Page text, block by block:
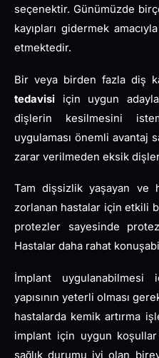
seçenektir. Günümüzde
kayıpları gidermek
etmektedir.
Bir veya birden fazla diş
tedavisi için uygun
dişlerin kesilmesini
uygulaması önemli avantaj
zarar verilmeden eksik
Tam dişsizlik yaşayan ve
zorlanan hastalar için etkili
protezler sayesinde
Hastalar daha rahat
İmplant uygulanabilmesi
yapısının yeterli olması
hastalarda kemik artırma
implant için uygun
sağlık durumu iyi olan